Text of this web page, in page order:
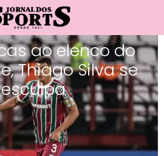
ao elenco do
Thiago Silva se